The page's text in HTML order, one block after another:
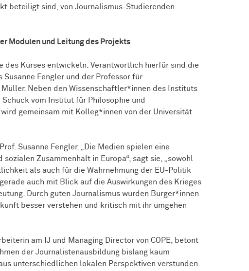
beteiligt sind, von Journalismus-Studierenden
Modulen und Leitung des Projekts
des Kurses entwickeln. Verantwortlich hierfür sind die
Fengler und der Professor für
Neben den Wissen­schaft­ler*innen des Instituts
vom Institut für Philosophie und
gemeinsam mit Kolleg*innen von der Universität
Susanne Fengler. „Die Medien spielen eine
Zusammenhalt in Europa“, sagt sie, „sowohl
als auch für die Wahrnehmung der EU-Politik
auch mit Blick auf die Auswirkungen des Krieges
Durch guten Journalismus würden Bürger*innen
besser verstehen und kritisch mit ihr umgehen
am IJ und Managing Director von COPE, betont
der Journalistenausbildung bislang kaum
unterschiedlichen lokalen Perspektiven verstünden.